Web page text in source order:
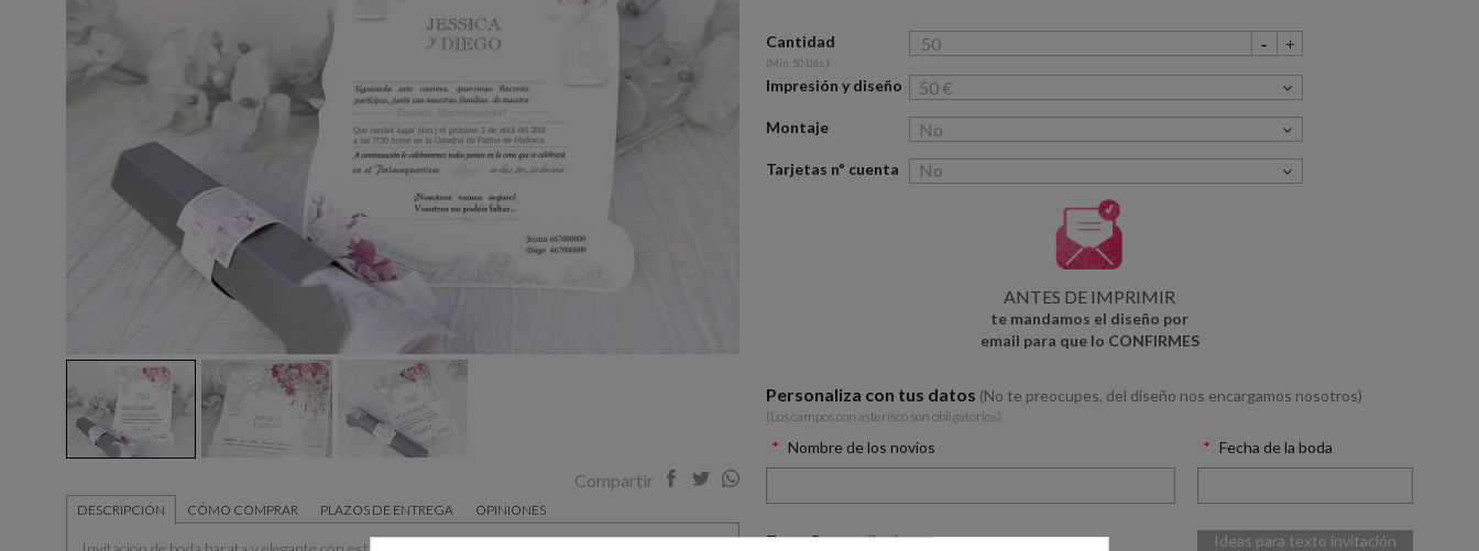
Compartir
DESCRIPCIÓN CÓMO COMPRAR PLAZOS DE ENTREGA OPINIONES
Cantidad
(Min. 50 Uds.)
Impresión y diseño
Montaje
Tarjetas nº cuenta
ANTES DE IMPRIMIR
te mandamos el diseño por
email para que lo CONFIRMES
Personaliza con tus datos (No te preocupes, del diseño nos encargamos nosotros)
(Los campos con asterísco son obligatorios)
Nombre de los novios Fecha de la boda
Texto Personalizado Ideas para texto invitación